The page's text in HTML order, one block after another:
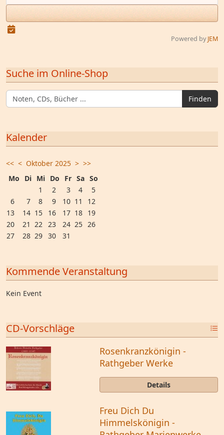
Powered byJEM
Suche im Online-Shop
Finden
Kalender
<< < Oktober 2025 > >>
Mo
Di Mi Do Fr Sa So
1
2 3 4
5
6
7 8 9 10 11
12
13
14 15 16 17 18 19
20
21 22 23 24 25 26
27
28 29 30 31
Kommende Veranstaltung
Kein Event
CD-Vorschläge
Rosenkranzkönigin -
Rathgeber Werke
Details
Freu Dich Du
Himmelskönigin -